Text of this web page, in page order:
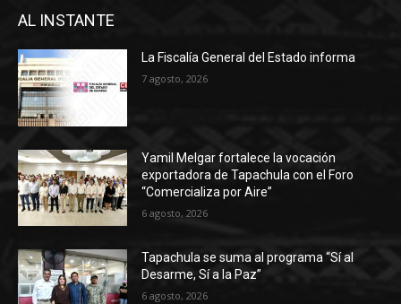
AL INSTANTE
La Fiscalía General del Estado informa
7 agosto, 2026
Yamil Melgar fortalece la vocación
exportadora de Tapachula con el Foro
“Comercializa por Aire”
6 agosto, 2026
Tapachula se suma al programa “Sí al
Desarme, Sí a la Paz”
6 agosto, 2026